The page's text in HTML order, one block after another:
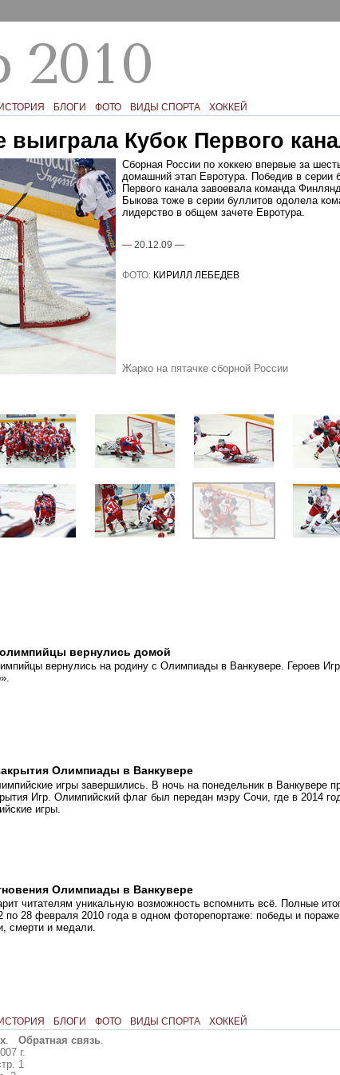
БЛОГИ ФОТО ВИДЫ СПОРТА ХОККЕЙ
выиграла Кубок Первого
Сборная России по хоккею впервые за
домашний этап Евротура. Победив в серии
Первого канала завоевала команда
Быкова тоже в серии буллитов одолела
лидерство в общем зачете Евротура.
—20.12.09 —
ФОТО: КИРИЛЛ ЛЕБЕДЕВ
Жарко на пятачке сборной России
вернулись домой
вернулись на родину с Олимпиады в Ванкувере. Героев
Олимпиады в Ванкувере
игры завершились. В ночь на понедельник в Ванкувере
Игр. Олимпийский флаг был передан мэру Сочи, где в 2014
игры.
Олимпиады в Ванкувере
читателям уникальную возможность вспомнить всё. Полные
по 28 февраля 2010 года в одном фоторепортаже: победы и
смерти и медали.
БЛОГИ ФОТО ВИДЫ СПОРТА ХОККЕЙ
. Обратная связь.
г.
1